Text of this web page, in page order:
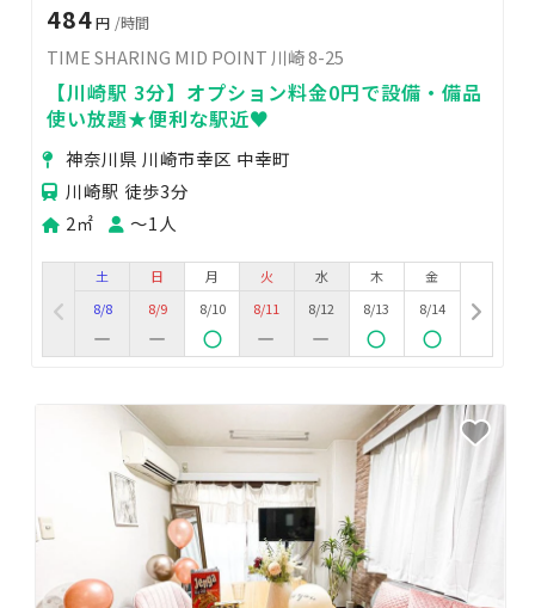
484 円 /時間
TIME SHARING MID POINT 川崎 8-25
【川崎駅 3分】オプション料金0円で設備・備品
使い放題★便利な駅近♥
神奈川県 川崎市幸区 中幸町
川崎駅 徒歩3分
2㎡
〜1人
土
8/8
日
8/9
月
8/10
火
8/11
水
8/12
木
8/13
金
8/14